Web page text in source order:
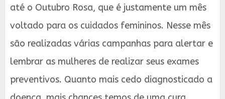
até o Outubro Rosa, que é justamente um mês
voltado para os cuidados femininos. Nesse mês
são realizadas várias campanhas para alertar e
lembrar as mulheres de realizar seus exames
preventivos. Quanto mais cedo diagnosticado a